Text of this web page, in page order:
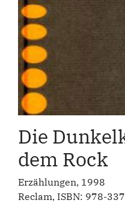
Die
dem Rock
Erzählungen, 1998
Reclam, ISBN: 978-